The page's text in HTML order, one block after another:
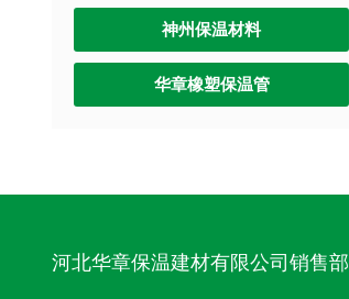
神州保温材料
华章橡塑保温管
河北华章保温建材有限公司销售部